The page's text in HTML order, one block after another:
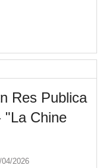
Res Publica
"La Chine
2026